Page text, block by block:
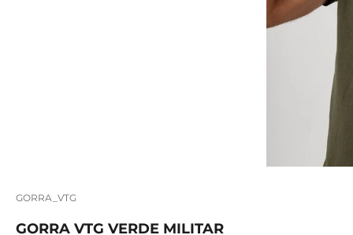
GORRA_VTG
GORRA VTG VERDE MILITAR